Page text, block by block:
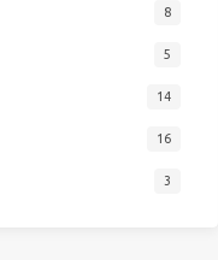
8
5
14
16
3